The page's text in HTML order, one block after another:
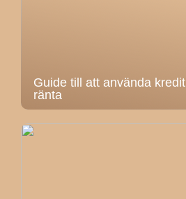
Guide till att använda
ränta